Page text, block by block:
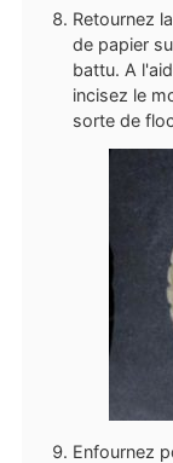
Retournez
de papier
battu. A
incisez le
sorte de
Enfournez